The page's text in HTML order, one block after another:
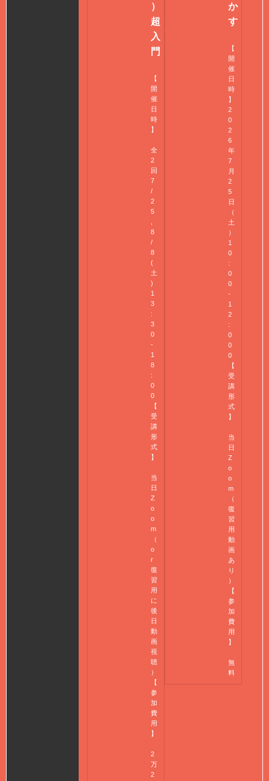
）
超
入
門
【
開
催
日
時
】
全
2
回
7
/
2
5
8
/
8
(
土
)
1
3
:
3
0
-
1
8
:
0
0
【
受
講
形
式
】
当
日
Z
o
o
m
（
o
r
復
習
用
に
後
日
動
画
視
聴
）
【
参
加
費
用
】
2
万
2
か
す
【
開
催
日
時
】
2
0
2
6
年
7
月
2
5
日
（
土
）
1
0
:
0
0
-
1
2
:
0
0
0
【
受
講
形
式
】
当
日
Z
o
o
m
（
復
習
用
動
画
あ
り
）
【
参
加
費
用
】
無
料